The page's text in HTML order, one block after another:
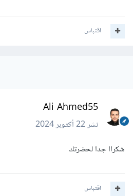
اقتباس
Ali Ahmed55
نشر22 أكتوبر 2024
شكراا جدا لحضرتك
اقتباس